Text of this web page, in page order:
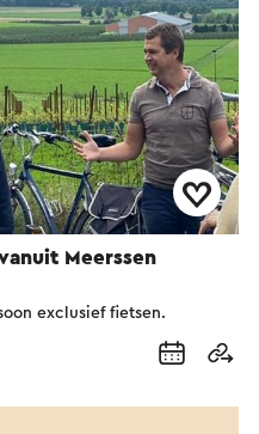
Meerssen
exclusief fietsen.